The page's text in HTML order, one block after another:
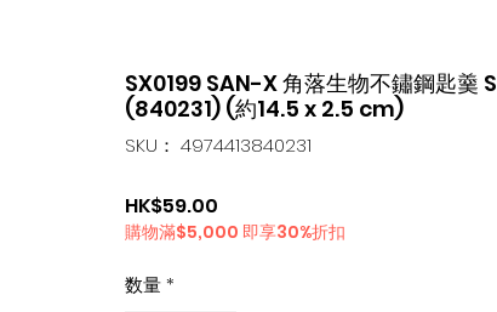
SX0199 SAN-X 角落生物不鏽鋼匙羹 S
(840231) (約14.5 x 2.5 cm)
SKU： 4974413840231
HK$59.00
格
購物滿$5,000 即享30%折扣
数量*